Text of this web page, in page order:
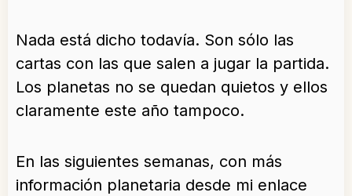
Nada está dicho todavía. Son sólo las
cartas con las que salen a jugar la partida.
Los planetas no se quedan quietos y ellos
claramente este año tampoco.
En las siguientes semanas, con más
información planetaria desde mi enlace